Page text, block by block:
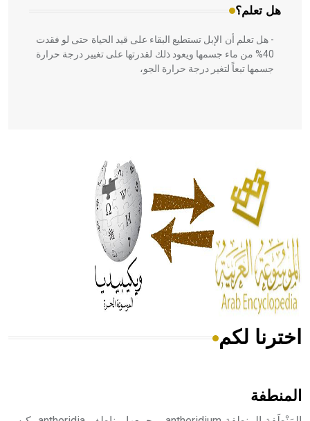
هل تعلم؟
- هل تعلم أن الإبل تستطيع البقاء على قيد الحياة حتى لو فقدت
40% من ماء جسمها ويعود ذلك لقدرتها على تغيير درجة حرارة
جسمها تبعاً لتغير درجة حرارة الجو،
الحكم، الأدلة، تنظيم التغذية، ورسالته في جروح الرأس. ويعود
له الفضل بأنه حرر الطب من الدين والفلسفة.
- هل تعلم أن المرجان إفراز حيواني يتكون في البحر ويتركب
من مادة كربونات الكلسيوم، وهو أحمر أو شديد الحمرة وهو
أجود أنواعه، ويمتاز بكبر الحجم ويسمى الش
هل تعلم أن الأبسيد كلمة فرنسية اللفظ تم اعتمادها مصطلحاً
اخترنا لكم
المنطفة